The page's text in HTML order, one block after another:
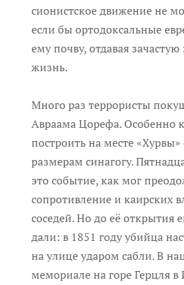
сионистское движение не
если бы ортодоксальные
ему почву, отдавая зачастую
жизнь.
Много раз террористы
Авраама Цорефа. Особенно
построить на месте
размерам синагогу.
это событие, как мог
сопротивление и каирских
соседей. Но до её открытия
дали: в 1851 году убийца
на улице ударом сабли. В
мемориале на горе Герцля